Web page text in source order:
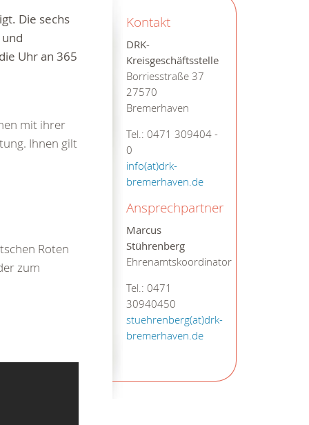
Kontakt
DRK-
Kreisgeschäftsstelle
Borriesstraße 37
27570
Bremerhaven
Tel.: 0471 309404 -
0
info(at)drk-
bremerhaven.de
Ansprechpartner
Marcus
Stührenberg
Ehrenamtskoordinator
Tel.: 0471
30940450
stuehrenberg(at)drk-
bremerhaven.de
Die sechs
Uhr an 365
mit ihrer
Ihnen gilt
Roten
zum